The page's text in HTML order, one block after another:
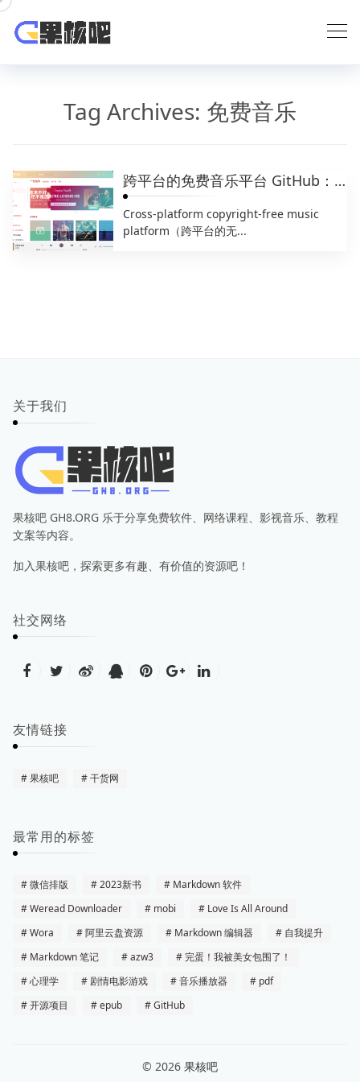
Skip
content
Tag Archives: 免费音乐
跨平台的免费音乐平台 GitHub：Radishes
Cross-platform copyright-free music
platform（跨平台的无...
关于我们
果核吧 GH8.ORG 乐于分享免费软件、网络课程、影视音乐、教程
文案等内容。
加入果核吧，探索更多有趣、有价值的资源吧！
社交网络
友情链接
果核吧 干货网
最常用的标签
微信排版 2023新书
Markdown 软件
Weread Downloader
mobi
Love Is All Around
Wora
阿里云盘资源 Markdown 编辑器
自我提升
Markdown 笔记
azw3
完蛋！我被美女包围了！
心理学
剧情电影游戏 音乐播放器
pdf
开源项目
epub GitHub
© 2026 果核吧